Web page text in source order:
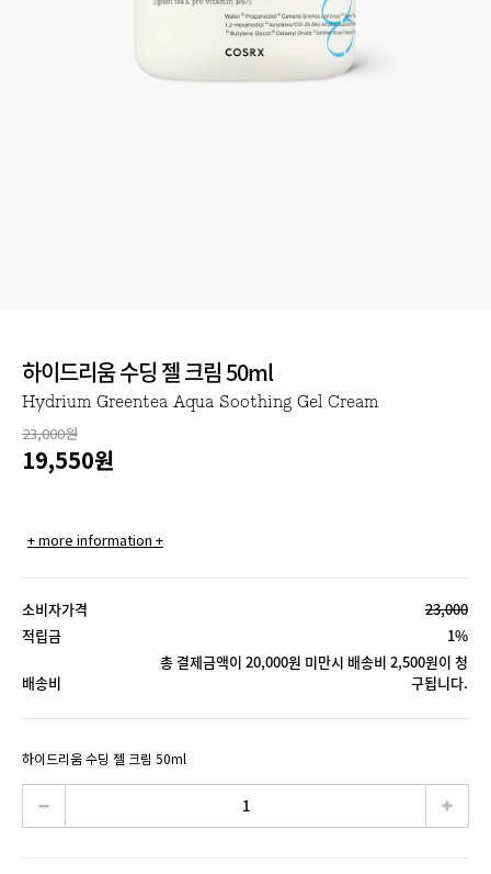
하이드리움 수딩 젤 크림 50ml
Hydrium Greentea Aqua Soothing Gel Cream
23,000원
19,550원
+ more information +
소비자가격
23,000
적립금
1%
배송비
총 결제금액이 20,000원 미만시 배송비 2,500원이 청
구됩니다.
하이드리움 수딩 젤 크림 50ml